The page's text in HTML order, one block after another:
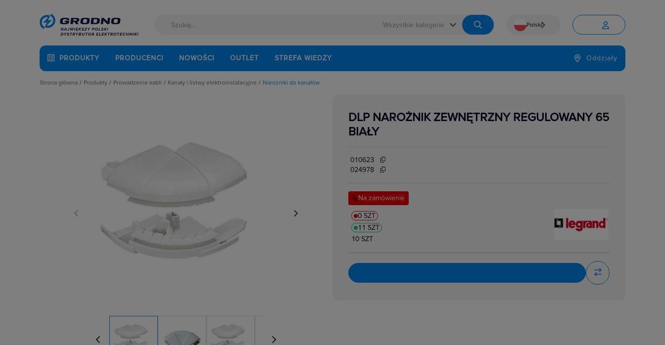
 Polski
Język

PRODUKTY PRODUCENCI NOWOŚCI OUTLET STREFA WIEDZY Oddziały
Strona główna
Produkty
Narzędzia i mierniki
Pompy ciepła
Prowadzenie kabli
Rozdzielnice i obudowy
Systemy bezpieczeństwa
Systemy HVAC
Technika grzewcza
Technika instalacyjna
Prowadzenie kabli
Systemy przeciwpożarowe
Kanały i listwy elektroinstalacyjne
Przegrody
Puszki i nośniki osprzętu
Narożniki do kanałów
DLP NAROŻNIK ZEWNĘTRZNY REGULOWANY 65
BIAŁY
010623
024978
Na zamówienie
0 SZT
11 SZT
10 SZT